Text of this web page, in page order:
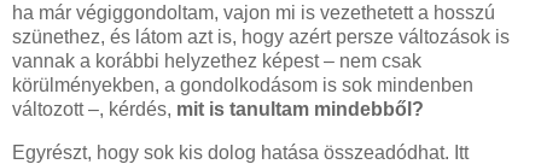
ha már végiggondoltam, vajon mi is vezethetett a hosszú
szünethez, és látom azt is, hogy azért persze változások is
vannak a korábbi helyzethez képest – nem csak
körülményekben, a gondolkodásom is sok mindenben
változott –, kérdés, mit is tanultam mindebből?
Egyrészt, hogy sok kis dolog hatása összeadódhat. Itt